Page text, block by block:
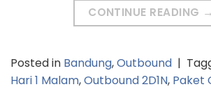
CONTINUE READING →
Posted in Bandung,Outbound |
Hari 1 Malam,Outbound 2D1N, Paket